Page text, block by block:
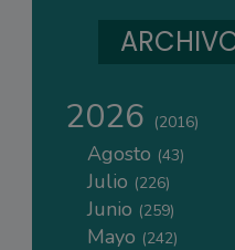
2026 (2016)
Agosto (43)
Julio (226)
Junio (259)
Mayo (242)